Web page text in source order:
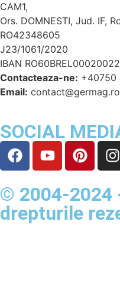
CAM1,
Ors. DOMNESTI, Jud. IF,
RO42348605
J23/1061/2020
IBAN
Contacteaza-ne: +40750
Email: contact@germag.ro
SOCIAL
© 2004-2024
drepturile